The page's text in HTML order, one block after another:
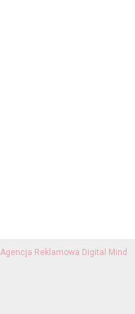
Agencja Reklamowa Digital Mind